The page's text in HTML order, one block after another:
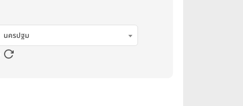
นครปฐม